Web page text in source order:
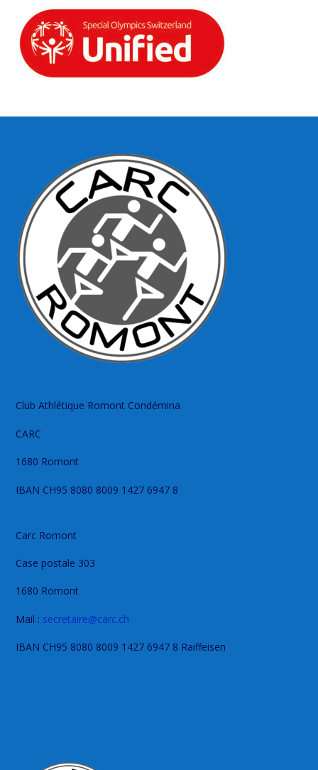
Club Athlétique Romont Condémina
CARC
1680 Romont
IBAN CH95 8080 8009 1427 6947 8
Carc Romont
Case postale 303
1680 Romont
Mail : secretaire@carc.ch
IBAN CH95 8080 8009 1427 6947 8 Raiffeisen